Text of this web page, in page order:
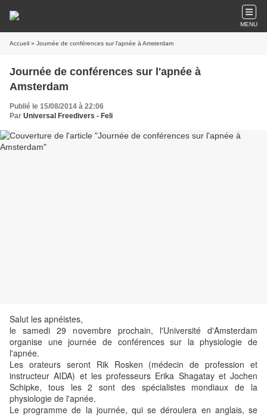
MENU
Accueil » Journée de conférences sur l'apnée à Amsterdam
Journée de conférences sur l'apnée à
Amsterdam
Publié le 15/08/2014 à 22:06
Par Universal Freedivers - Feli
Salut les apnéistes,
le samedi 29 novembre prochain, l'Université d'Amsterdam
organise une journée de conférences sur la physiologie de
l'apnée.
Les orateurs seront Rik Rosken (médecin de profession et
instructeur AIDA) et les professeurs Erika Shagatay et Jochen
Schipke, tous les 2 sont des spécialistes mondiaux de la
physiologie de l'apnée.
Le programme de la journée, qui se déroulera en anglais, se